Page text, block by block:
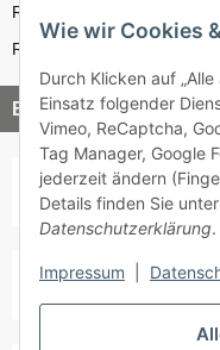
Reparatur-Service
Retouren-Service
Bezahlung & Versand
Wie wir Cookies
Durch Klicken auf
Einsatz folgender
Vimeo, ReCaptcha,
Tag Manager, Google
jederzeit ändern
Details finden Sie unter
Datenschutzerklärung.
Impressum